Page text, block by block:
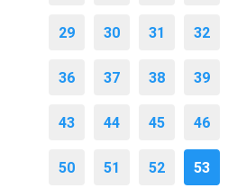
29 30 31 32
36 37 38 39
43 44 45 46
50 51 52 53